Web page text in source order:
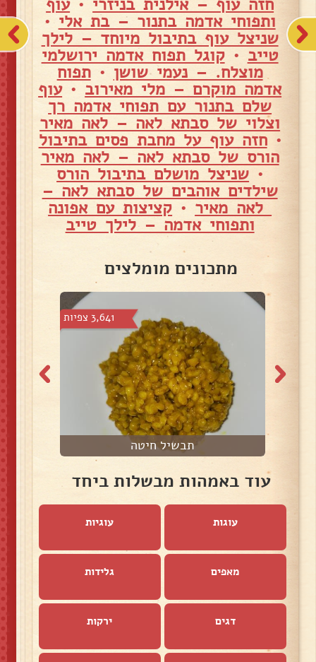
ותפוחי אדמה בתנור – בת אלי •
שניצל עוף בתיבול מיוחד – לילך
טייב •קוגל תפוח אדמה ירושלמי
מוצלח. – נעמי שושן •תפוח
אדמה מוקרם – מלי מאירוב •עוף
שלם בתנור עם תפוחי אדמה רך
וצלוי של סבתא לאה – לאה מאיר
•חזה עוף על מחבת פסים בתיבול
הורס של סבתא לאה – לאה מאיר
• שניצל מושלם בתיבול הורס
שילדים אוהבים של סבתא לאה –
לאה מאיר • קציצות עם אפונה
ותפוחי אדמה – לילך טייב
מתכונים מומלצים
3,641 צפיות
תבשיל חיטה
עוד באמהות מבשלות ביחד
עוגות עוגיות
מאפים גלידות
דגים ירקות